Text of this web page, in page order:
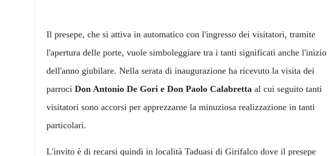
Il presepe, che si attiva in automatico con l'ingresso dei visitatori, tramite
l'apertura delle porte, vuole simboleggiare tra i tanti significati anche l'inizio
dell'anno giubilare. Nella serata di inaugurazione ha ricevuto la visita dei
parroci Don Antonio De Gori e Don Paolo Calabretta al cui seguito tanti
visitatori sono accorsi per apprezzarne la minuziosa realizzazione in tanti
particolari.
L'invito è di recarsi quindi in località Taduasi di Girifalco dove il presepe